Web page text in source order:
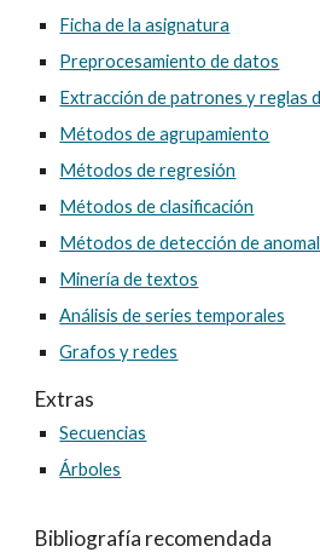
Ficha de la asignatura
Preprocesamiento de datos
Extracción de patrones y reglas
Métodos de agrupamiento
Métodos de regresión
Métodos de clasificación
Métodos de detección de
Minería de textos
Análisis de series temporales
Grafos y redes
Extras
Secuencias
Árboles
Bibliografía recomendada